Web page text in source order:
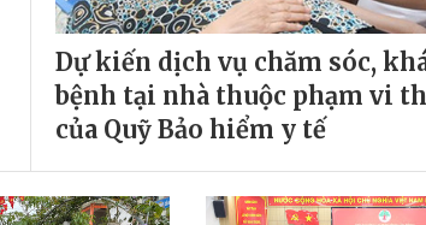
Dự kiến dịch vụ chăm sóc,
bệnh tại nhà thuộc phạm vi
của Quỹ Bảo hiểm y tế